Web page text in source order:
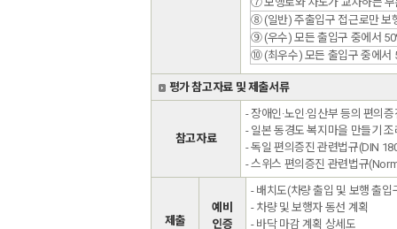
⑧ (일반) 주출입구 접근로만 보
⑨ (우수) 모든 출입구 중에서
⑩ (최우수) 모든 출입구 중에서
평가 참고자료 및 제출서류
참고자료
- 장애인·노인·임산부 등의 편의
- 일본 동경도 복지마을 만들기 조
- 독일 편의증진 관련법규(DIN
- 스위스 편의증진 관련법규
제출
예비
인증
- 배치도(차량 출입 및 보행 출입
- 차량 및 보행자 동선 계획
- 바닥 마감 계획 상세도